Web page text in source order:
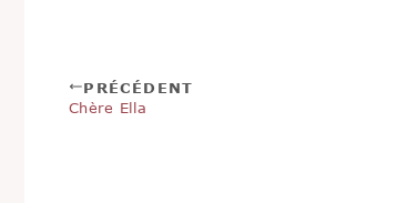
PRÉCÉDENT
Chère Ella